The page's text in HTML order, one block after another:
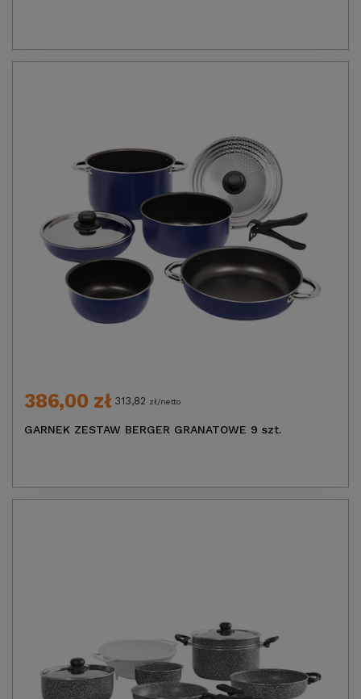
386,00 zł 313,82 zł/netto
GARNEK ZESTAW BERGER GRANATOWE 9 szt.